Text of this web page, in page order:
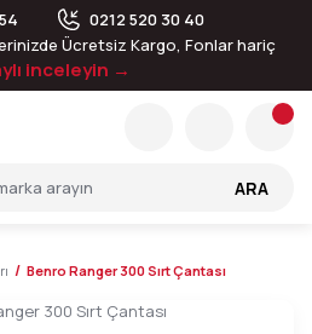
0212 520 30 40
Ücretsiz Kargo, Fonlar hariç
inceleyin →
ARA
Benro Ranger 300 Sırt Çantası